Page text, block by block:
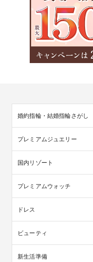
婚約指輪・結婚指輪さがし
プレミアムジュエリー
国内リゾート
プレミアムウォッチ
ドレス
ビューティ
新生活準備